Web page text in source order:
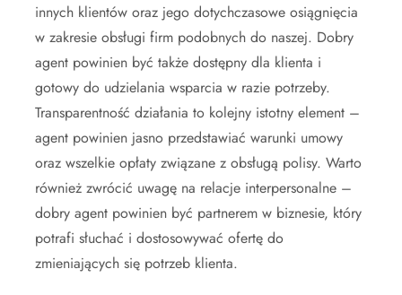
innych klientów oraz jego dotychczasowe osiągnięcia
w zakresie obsługi firm podobnych do naszej. Dobry
agent powinien być także dostępny dla klienta i
gotowy do udzielania wsparcia w razie potrzeby.
Transparentność działania to kolejny istotny element –
agent powinien jasno przedstawiać warunki umowy
oraz wszelkie opłaty związane z obsługą polisy. Warto
również zwrócić uwagę na relacje interpersonalne –
dobry agent powinien być partnerem w biznesie, który
potrafi słuchać i dostosowywać ofertę do
zmieniających się potrzeb klienta.